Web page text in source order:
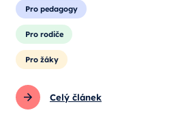
Pro pedagogy
Pro rodiče
Pro žáky
Celý článek